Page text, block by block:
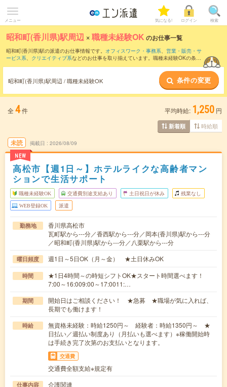
メニュー 気になる! ログイン 検索
昭和町(香川県)駅周辺 ×職種未経験OK のお仕事一覧
昭和町(香川県)駅の派遣のお仕事情報です。 オフィスワーク・事務系、 営業・販売・サ
ービス系、 クリエイティブ系などのお仕事を取り揃えています。職種未経験OKの条件
昭和町(香川県)駅周辺 / 職種未経験OK 条件の変更
全 4件 平均時給: 1,250 円
新着順 時給順
未読
NEW
掲載日 2026/08/09
高松市【週1日～】ホテルライクな高齢者マン
ションで生活サポート
職種未経験OK 交通費別途支給あり 土日祝日が休み 残業なし
WEB登録OK 派遣
勤務地
香川県高松市
瓦町駅から---分／香西駅から---分／岡本(香川県)駅から---分
／昭和町(香川県)駅から---分／八栗駅から---分
曜日頻度 週1日～5日OK（月～金） ★土日休みOK
時間
★1日4時間～の時短シフトOK★スタート時間選べます！
7:00～16:009:00～17:0011:…
期間
開始日はご相談ください！ ★急募 ★職場が気に入れば、
長期でも働けます！
時給
無資格未経験：時給1250円～ 経験者：時給1350円～ ★
日払い／週払い制度あり（月払いも選べます）※稼働開始時
は手続き完了次第のお支払いとなります。
交通費
交通費全額支給※規定有
仕事内容
介護関連